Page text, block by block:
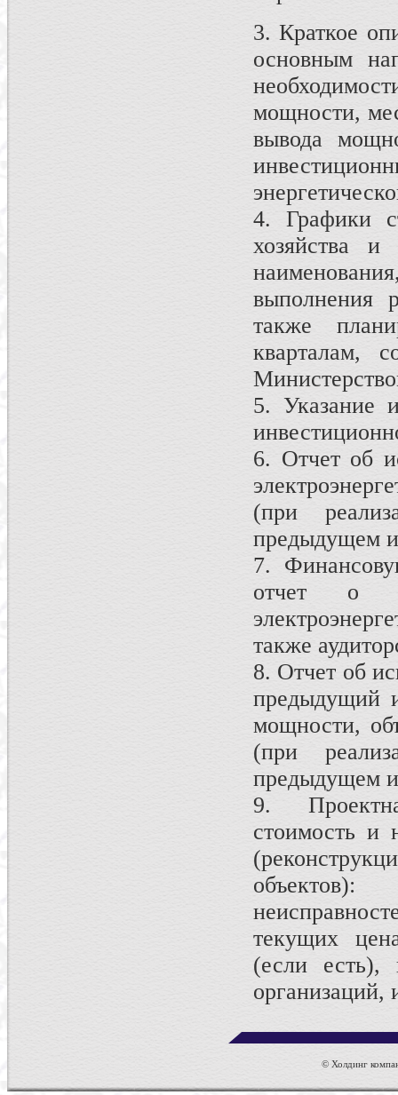
3. Краткое
основным
мощности,
вывода
4. Графики
хозяйства
выполнения
также
кварталам,
5. Указание
6. Отчет об
(при
предыдущем
7.
отчет о
также
8. Отчет об
предыдущий
мощности,
(при
предыдущем
9.
стоимость и
текущих
(если есть),
организаций,
© Холдинг